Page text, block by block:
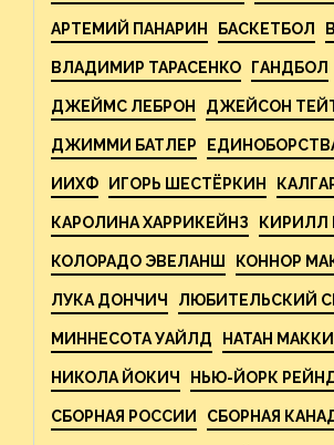
АРТЕМИЙ ПАНАРИН БАСКЕТБОЛ
ВЛАДИМИР ТАРАСЕНКО ГАНДБОЛ
ДЖЕЙМС ЛЕБРОН ДЖЕЙСОН
ДЖИММИ БАТЛЕР
ИИХФ ИГОРЬ ШЕСТЁРКИН
КАРОЛИНА ХАРРИКЕЙНЗ КИРИЛЛ
КОЛОРАДО ЭВЕЛАНШ КОННОР
ЛУКА ДОНЧИЧ ЛЮБИТЕЛЬСКИЙ
МИННЕСОТА УАЙЛД НАТАН
НИКОЛА ЙОКИЧ НЬЮ-ЙОРК
СБОРНАЯ РОССИИ СБОРНАЯ